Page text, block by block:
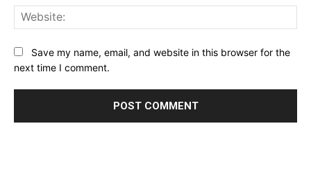
Save my name, email, and website in this browser for the
next time I comment.